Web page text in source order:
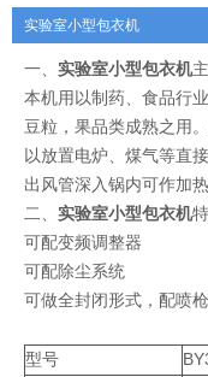
实验室小型包衣机
一、 实验室小型包衣机
本机用以制药、食品行
豆粒，果品类成熟之用
以放置电炉、煤气等直
出风管深入锅内可作加
二、 实验室小型包衣机
可配变频调整器
可配除尘系统
可做全封闭形式，配喷
型号